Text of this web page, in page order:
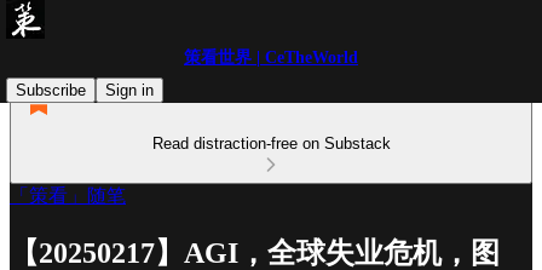
策看世界 | CeTheWorld
Subscribe
Sign in
Read distraction-free on Substack
「策看」随笔
【20250217】AGI，全球失业危机，图